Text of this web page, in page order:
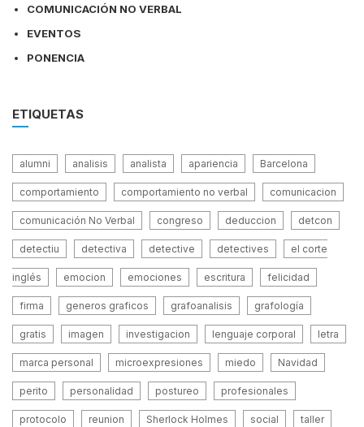
COMUNICACIÓN NO VERBAL
EVENTOS
PONENCIA
ETIQUETAS
alumni analisis analista apariencia Barcelona
comportamiento comportamiento no verbal comunicacion
comunicación No Verbal congreso deduccion detcon
detectiu detectiva detective detectives el corte
inglés emocion emociones escritura felicidad
firma generos graficos grafoanalisis grafología
gratis imagen investigacion lenguaje corporal letra
marca personal microexpresiones miedo Navidad
perito personalidad postureo profesionales
protocolo reunion Sherlock Holmes social taller